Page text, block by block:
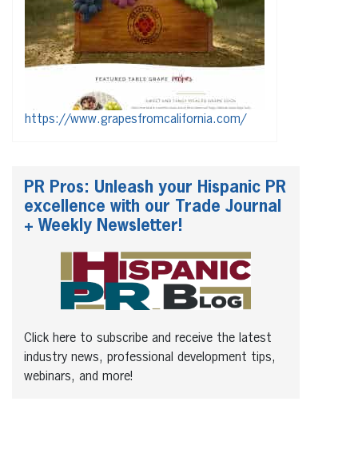
https://www.grapesfromcalifornia.com/
PR Pros: Unleash your Hispanic PR
excellence with our Trade Journal
+ Weekly Newsletter!
Click here to subscribe and receive the latest
industry news, professional development tips,
webinars, and more!